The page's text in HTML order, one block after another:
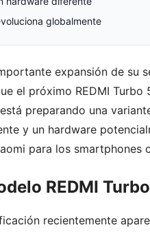
globalmente
expansión de su
el próximo REDMI
preparando una
y un hardware
para los smartphones
REDMI
recientemente